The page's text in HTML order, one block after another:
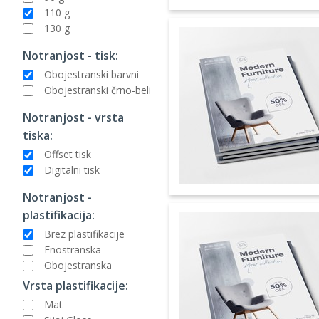
110 g
130 g
Notranjost - tisk:
Obojestranski barvni
Obojestranski črno-beli
Notranjost - vrsta
tiska:
Offset tisk
Digitalni tisk
Notranjost -
plastifikacija:
Brez plastifikacije
Enostranska
Obojestranska
Vrsta plastifikacije:
Mat